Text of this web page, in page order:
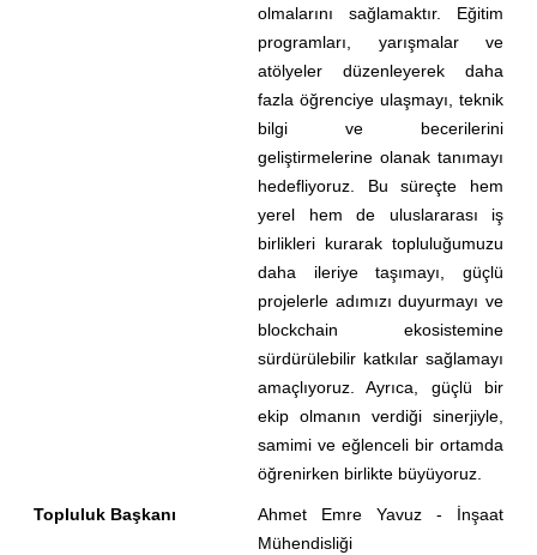
olmalarını sağlamaktır. Eğitim
programları, yarışmalar ve
atölyeler düzenleyerek daha
fazla öğrenciye ulaşmayı, teknik
bilgi ve becerilerini
geliştirmelerine olanak tanımayı
hedefliyoruz. Bu süreçte hem
yerel hem de uluslararası iş
birlikleri kurarak topluluğumuzu
daha ileriye taşımayı, güçlü
projelerle adımızı duyurmayı ve
blockchain ekosistemine
sürdürülebilir katkılar sağlamayı
amaçlıyoruz. Ayrıca, güçlü bir
ekip olmanın verdiği sinerjiyle,
samimi ve eğlenceli bir ortamda
öğrenirken birlikte büyüyoruz.
Topluluk Başkanı
Ahmet Emre Yavuz - İnşaat
Mühendisliği